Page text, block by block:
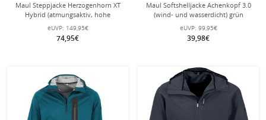
Maul Steppjacke Herzogenhorn XT
Hybrid (atmungsaktiv, hohe
Wärmeisolierung) schwarz Herren
eUVP: 149,95€
74,95€
Maul Softshelljacke Achenkopf 3.0
(wind- und wasserdicht) grün
Herren
eUVP: 99,95€
39,98€